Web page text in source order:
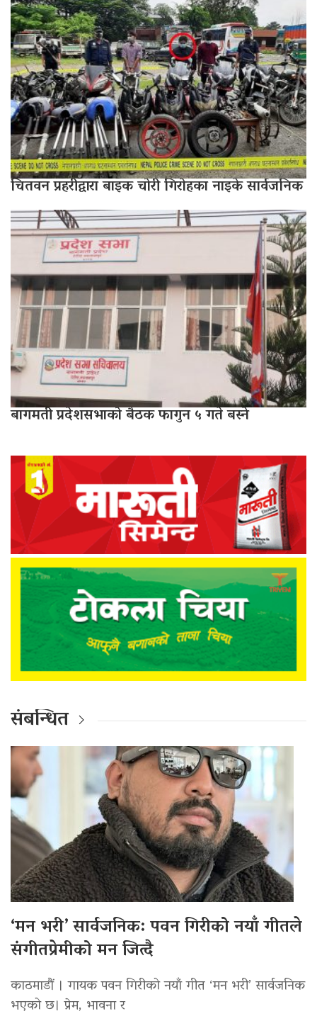
चितवन प्रहरीद्वारा बाइक चोरी गिरोहका नाइके सार्वजनिक
बागमती प्रदेशसभाको बैठक फागुन ५ गते बस्ने
संबन्धित
‘मन भरी’ सार्वजनिक: पवन गिरीको नयाँ गीतले
संगीतप्रेमीको मन जित्दै
काठमाडौं । गायक पवन गिरीको नयाँ गीत ‘मन भरी’ सार्वजनिक
भएको छ। प्रेम, भावना र